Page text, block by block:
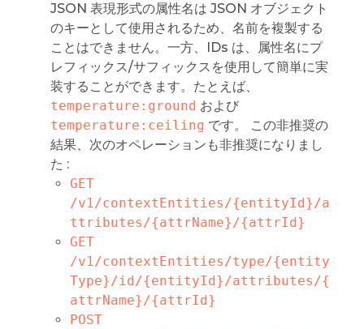
JSON 表現形式の属性名は JSON オブジェクト
のキーとして使用されるため、名前を複製する
ことはできません。一方、IDs は、属性名にプ
レフィックス/サフィックスを使用して簡単に実
装することができます。たとえば、
temperature:ground および
temperature:ceiling です。 この非推奨の
結果、次のオペレーションも非推奨になりまし
た :
GET
/v1/contextEntities/{entityId}/a
ttributes/{attrName}/{attrId}
GET
/v1/contextEntities/type/{entity
Type}/id/{entityId}/attributes/{
attrName}/{attrId}
POST